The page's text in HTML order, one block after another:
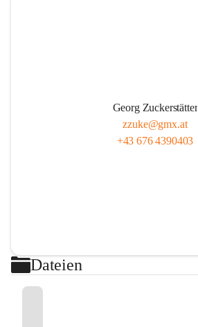
Georg Zuckerstätter
zzuke@gmx.at
+43 676 4390403
Dateien